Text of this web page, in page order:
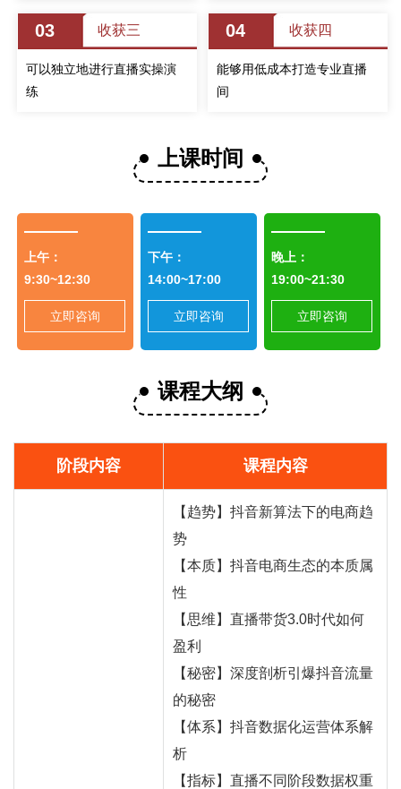
03 收获三
可以独立地进行直播实操演
练
04 收获四
能够用低成本打造专业直播
间
上课时间
上午：
9:30~12:30
立即咨询
下午：
14:00~17:00
立即咨询
晚上：
19:00~21:30
立即咨询
课程大纲
阶段内容 课程内容
【趋势】抖音新算法下的电商趋
势
【本质】抖音电商生态的本质属
性
【思维】直播带货3.0时代如何
盈利
【秘密】深度剖析引爆抖音流量
的秘密
【体系】抖音数据化运营体系解
析
【指标】直播不同阶段数据权重